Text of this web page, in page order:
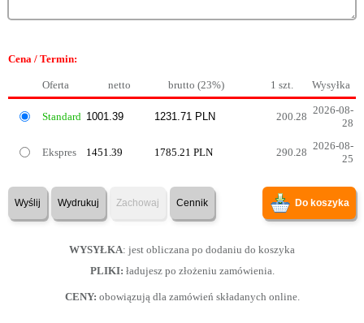
Cena / Termin:
Oferta netto brutto (23%) 1 szt. Wysyłka
Standard 200.28
2026-08-
28
Ekspres 1451.39 1785.21 PLN 290.28
2026-08-
25
Wyślij Wydrukuj Zachowaj Cennik Do koszyka
WYSYŁKA: jest obliczana po dodaniu do koszyka
PLIKI: ładujesz po złożeniu zamówienia.
CENY: obowiązują dla zamówień składanych online.